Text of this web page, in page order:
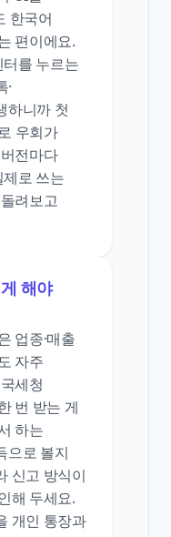
한국어
편이에요.
를 누르는
·
하니까 첫
우회가
전마다
로 쓰는
려보고
해야
업종·매출
자주
세청
번 받는 게
하는
으로 볼지
신고 방식이
해 두세요.
개인 통장과